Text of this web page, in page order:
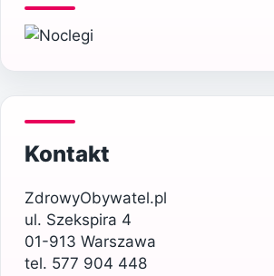
Kontakt
ZdrowyObywatel.pl
ul. Szekspira 4
01-913 Warszawa
tel. 577 904 448